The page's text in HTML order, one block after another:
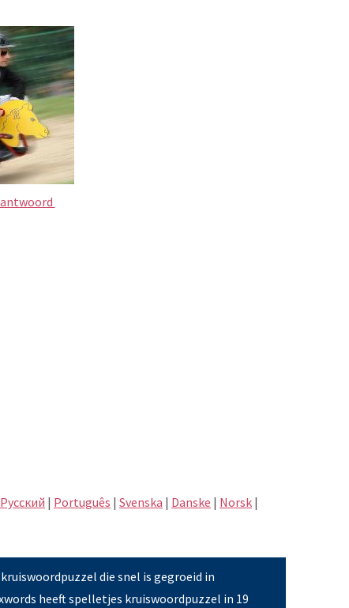
Pусский | Português | Svenska | Danske | Norsk |
die snel is gegroeid in
heeft spelletjes kruiswoordpuzzel in 19